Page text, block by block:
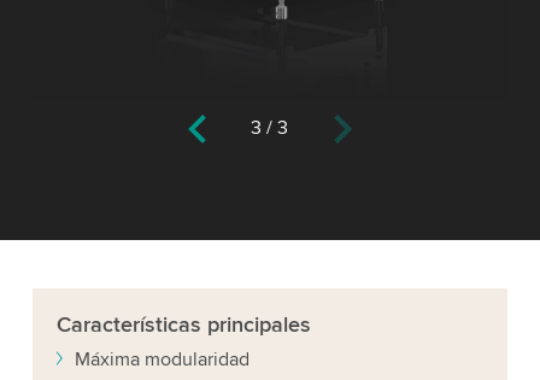
3 /3
Características principales
Máxima modularidad